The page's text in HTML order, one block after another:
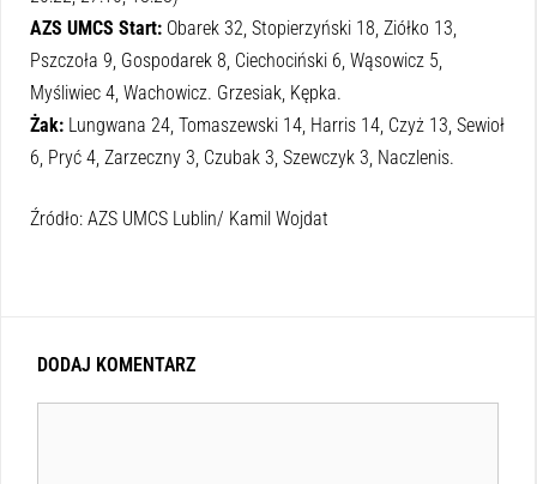
AZS UMCS Start: Obarek 32, Stopierzyński 18, Ziółko 13,
Pszczoła 9, Gospodarek 8, Ciechociński 6, Wąsowicz 5,
Myśliwiec 4, Wachowicz. Grzesiak, Kępka.
Żak: Lungwana 24, Tomaszewski 14, Harris 14, Czyż 13, Sewioł
6, Pryć 4, Zarzeczny 3, Czubak 3, Szewczyk 3, Naczlenis.
Źródło: AZS UMCS Lublin/ Kamil Wojdat
DODAJ KOMENTARZ